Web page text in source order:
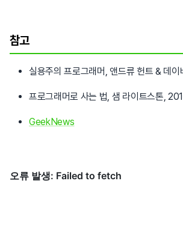
참고
실용주의 프로그래머, 앤드류 헌트 & 데
프로그래머로 사는 법, 샘 라이트스톤,
GeekNews